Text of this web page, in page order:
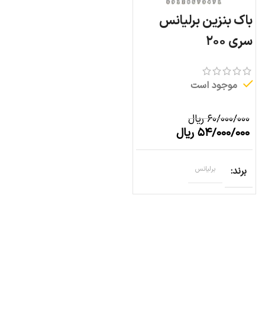
باک بنزین برلیانس
سری ۲۰۰
موجود است
۶۰/۰۰۰/۰۰۰ریال
۵۴/۰۰۰/۰۰۰ ریال
برند برلیانس